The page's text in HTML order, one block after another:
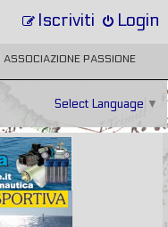
Login
Iscriviti
PASSIONE
Select Language ▼